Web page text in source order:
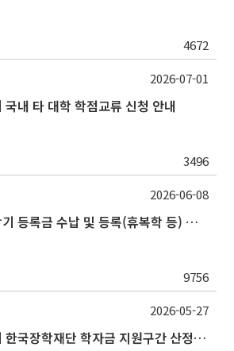
4672
내 타 대학 학점교류 신청 안내
3496
2026-07-01
2026학년도 제2학기 등록금 수납 및 등록(휴복학 등) 일정 안내
9756
2026-06-08
2026학년도 2학기 한국장학재단 학자금 지원구간 산정 신청 안내
2026-05-27